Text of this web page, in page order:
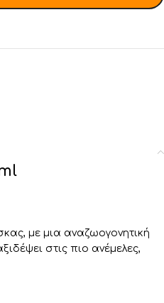
με μια αναζωογονητική
στις πιο ανέμελες,